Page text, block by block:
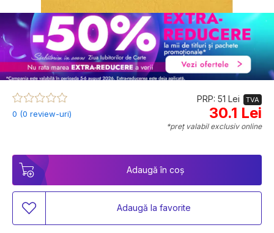
0 (0 review-uri)
PRP: 51 Lei TVA
30.1 Lei
*preț valabil exclusiv online
Adaugă în coș
Adaugă la favorite